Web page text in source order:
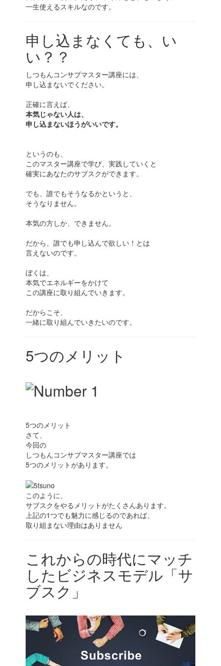
一生使えるスキルなのです。
申し込まなくても、い
い？？
しつもんコンサブマスター講座には、
申し込まないでください。
正確に言えば、
本気じゃない人は、
申し込まないほうがいいです。
というのも、
このマスター講座で学び、実践していくと
確実にあなたのサブスクができます。
でも、誰でもそうなるかというと、
そうなりません。
本気の方しか、できません。
だから、誰でも申し込んで欲しい！とは
言えないのです。
ぼくは、
本気でエネルギーをかけて
この講座に取り組んでいきます。
だからこそ、
一緒に取り組んでいきたいのです。
5つのメリット
5つのメリット
さて、
今回の
しつもんコンサブマスター講座では
5つのメリットがあります。
このように、
サブスクをやるメリットがたくさんあります。
上記の1つでも魅力に感じるのであれば、
取り組まない理由はありません
これからの時代にマッチ
したビジネスモデル「サ
ブスク」